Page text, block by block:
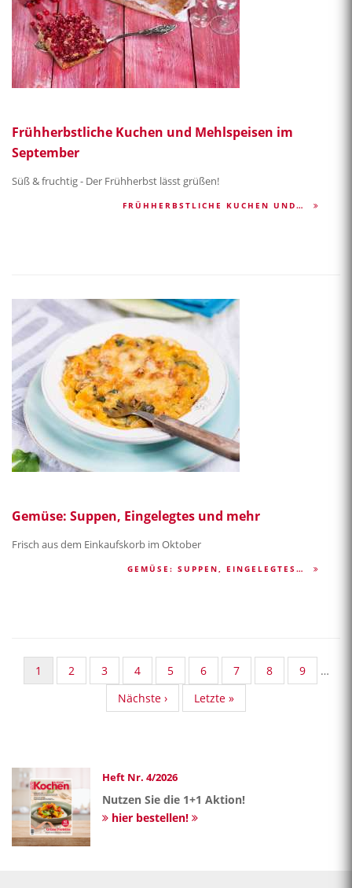
Frühherbstliche Kuchen und Mehlspeisen im
September
Süß & fruchtig - Der Frühherbst lässt grüßen!
FRÜHHERBSTLICHE KUCHEN UND…
Gemüse: Suppen, Eingelegtes und mehr
Frisch aus dem Einkaufskorb im Oktober
GEMÜSE: SUPPEN, EINGELEGTES…
Aktuelle
Seite
1
Standard
Taxonomy
2
Standard
Taxonomy
Seite
3
Standard
Taxonomy
Seite
4
Standard
Taxonomy
5
Standard
Taxonomy
Seite
6
Standard
Taxonomy
7
Standard
Taxonomy
8
Standard
Taxonomy
9
…
Nächste
Seite
Nächste ›
Last
page
Letzte »
Heft Nr. 4/2026
Nutzen Sie die 1+1 Aktion!
hier bestellen!